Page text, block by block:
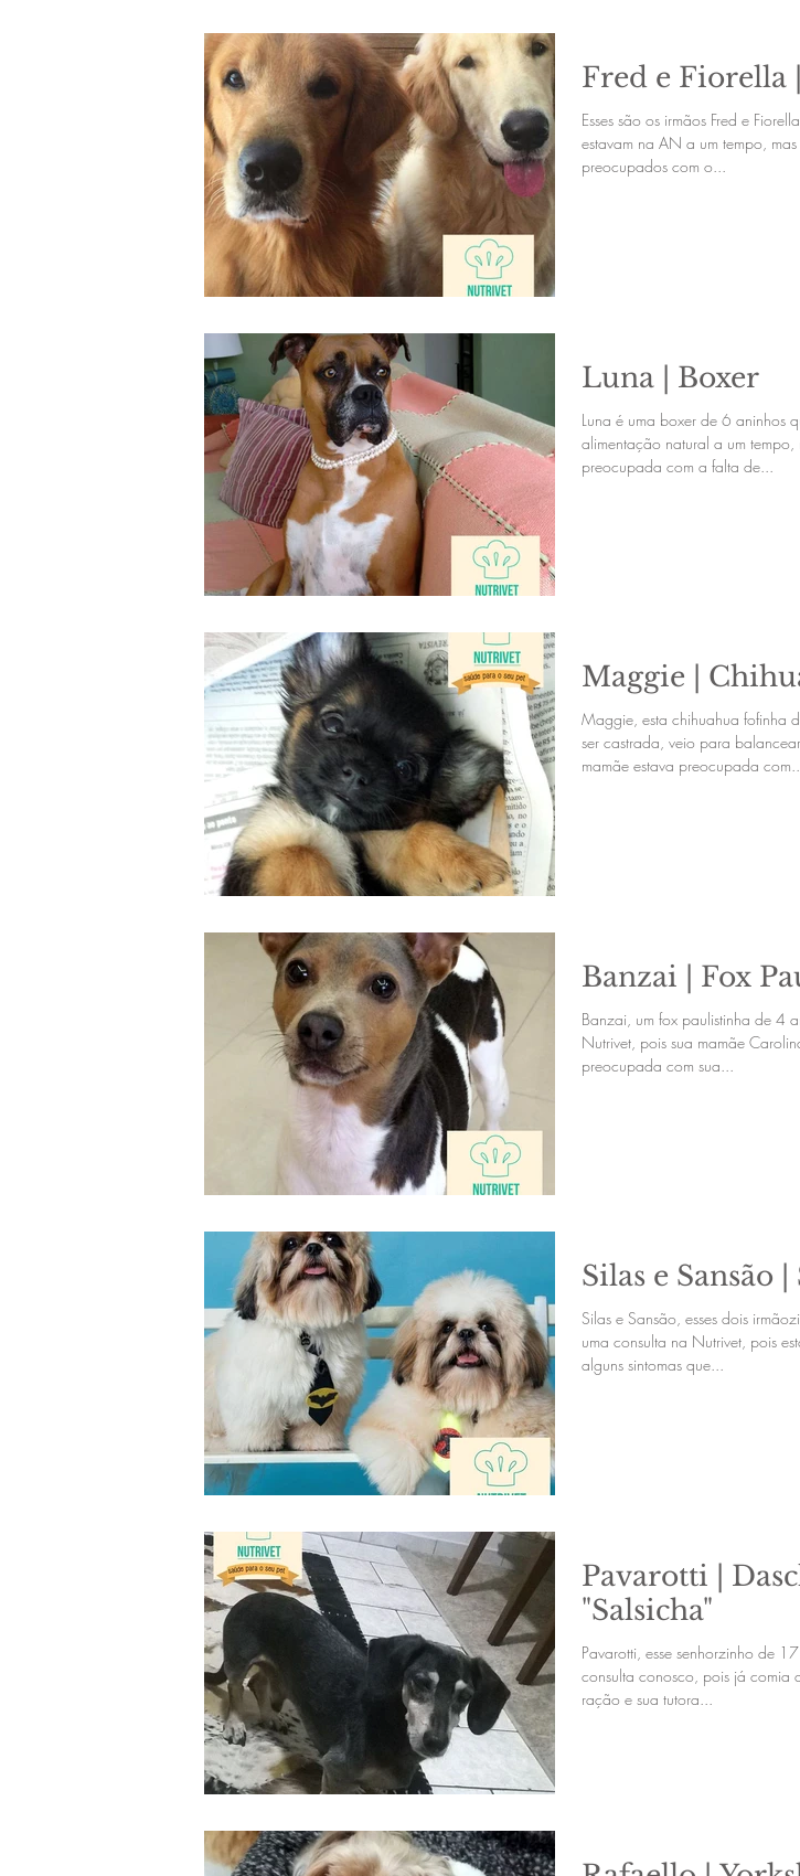
Fred e Fiorella
Esses são os irmãos Fred e
estavam na AN a um tempo, mas
preocupados com o...
Luna | Boxer
Luna é uma boxer de 6 aninhos
alimentação natural a um tempo,
preocupada com a falta de...
Maggie |
Maggie, esta chihuahua fofinha
ser castrada, veio para
mamãe estava preocupada
Banzai | Fox
Banzai, um fox paulistinha de 4
Nutrivet, pois sua mamãe
preocupada com sua...
Silas e Sansão
Silas e Sansão, esses dois
uma consulta na Nutrivet, pois
alguns sintomas que...
Pavarotti |
"Salsicha"
Pavarotti, esse senhorzinho de
consulta conosco, pois já comia
ração e sua tutora...